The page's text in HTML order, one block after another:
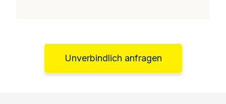
Unverbindlich anfragen